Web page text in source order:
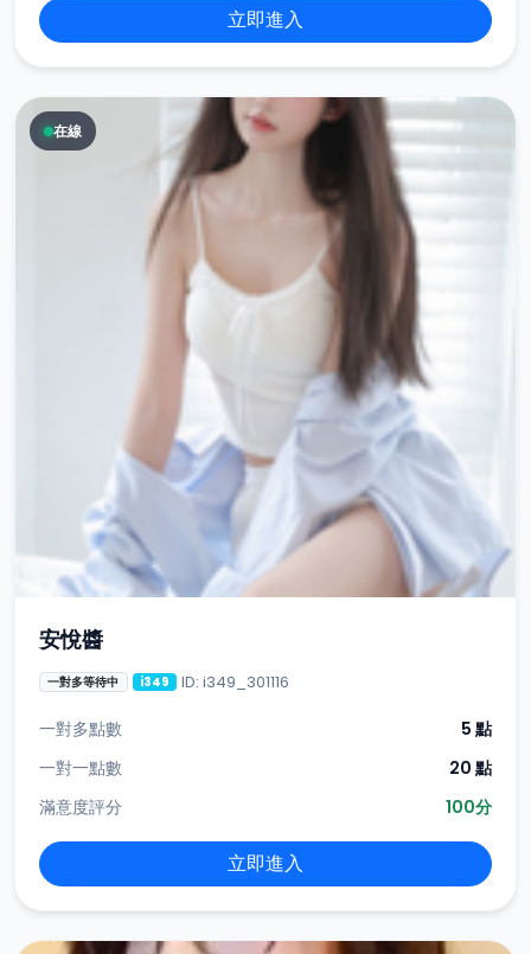
立即進入
在線
安悅醬
一對多等待中 i349 ID: i349_301116
一對多點數
5 點
一對一點數
20 點
滿意度評分
100分
立即進入